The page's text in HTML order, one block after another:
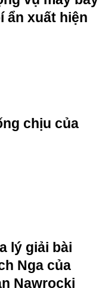
ẩn xuất hiện
chịu của
lý giải bài
Nga của
Nawrocki